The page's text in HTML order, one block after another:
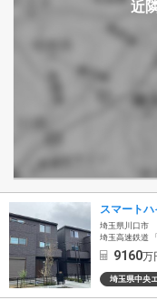
スマート
埼玉県川口市
埼玉高速鉄道
9160万
埼玉県中央